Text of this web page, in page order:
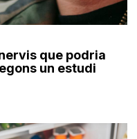
que podria
un estudi